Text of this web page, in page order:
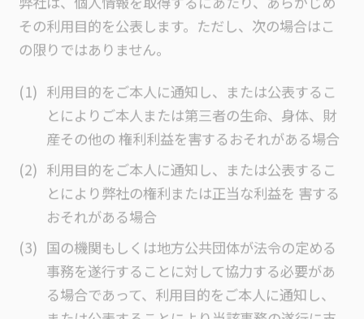
その利用目的を公表します。ただし、次の場合はこ
の限りではありません。
利用目的をご本人に通知し、または公表するこ
とによりご本人または第三者の生命、身体、財
産その他の 権利利益を害するおそれがある場合
利用目的をご本人に通知し、または公表するこ
とにより弊社の権利または正当な利益を 害する
おそれがある場合
国の機関もしくは地方公共団体が法令の定める
事務を遂行することに対して協力する必要があ
る場合であって、利用目的をご本人に通知し、
または公表することにより当該事務の遂行に支